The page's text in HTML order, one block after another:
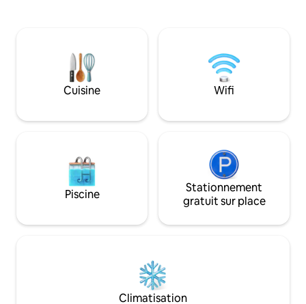
extérieure/
espace agréable
culinaires, tandis
marine murmure
Cuisine Wifi
Piscine
Stationnement
gratuit sur place
Climatisation